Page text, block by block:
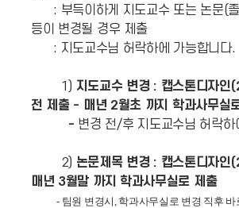
: 부득이하게 지도교수 또는 논문(졸
등이 변경될 경우 제출
: 지도교수님 허락하에 가능합니다.
1) 지도교수 변경 : 캡스톤디자인
전 제출 - 매년 2월초 까지 학과사무실
- 변경 전/후 지도교수님 허락하
2) 논문제목 변경 : 캡스톤디자인
매년 3월말 까지 학과사무실로 제출
- 팀원 변경시, 학과사무실로 변경 직후 바